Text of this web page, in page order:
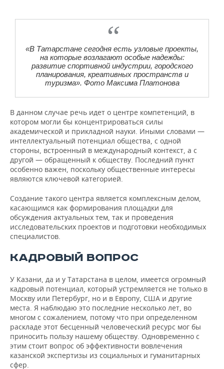
«В Татарстане сегодня есть узловые проекты,
на которые возлагают особые надежды:
развитие спортивной индустрии, городского
планирования, креативных пространств и
туризма». Фото Максима Платонова
В данном случае речь идет о центре компетенций, в
котором могли бы концентрироваться силы
академической и прикладной науки. Иными словами —
интеллектуальный потенциал общества, с одной
стороны, встроенный в международный контекст, а с
другой — обращенный к обществу. Последний пункт
особенно важен, поскольку общественные интересы
являются ключевой категорией.
Создание такого центра является комплексным делом,
касающимся как формирования площадки для
обсуждения актуальных тем, так и проведения
исследовательских проектов и подготовки необходимых
специалистов.
КАДРОВЫЙ ВОПРОС
У Казани, да и у Татарстана в целом, имеется огромный
кадровый потенциал, который устремляется не только в
Москву или Петербург, но и в Европу, США и другие
места. Я наблюдаю это последние несколько лет, во
многом с сожалением, потому что при определенном
раскладе этот бесценный человеческий ресурс мог бы
приносить пользу нашему обществу. Одновременно с
этим стоит вопрос об эффективности вовлечения
казанской экспертизы из социальных и гуманитарных
сфер.